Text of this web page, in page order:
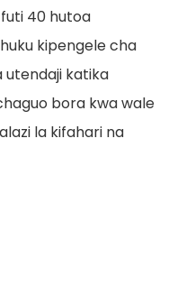
40 hutoa
kipengele cha
utendaji katika
bora kwa wale
la kifahari na